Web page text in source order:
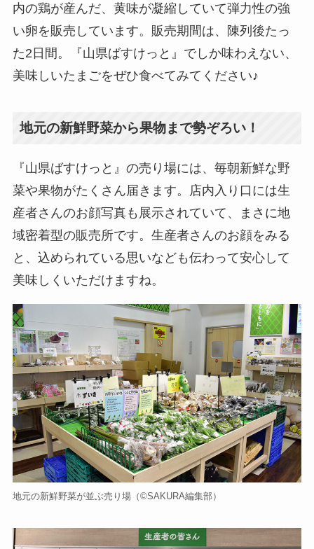
内の鶏が産んだ、黄味が凝縮していて弾力性の強
い卵を販売しています。販売期間は、陳列後たっ
た2日間。『山県ばすけっと』でしか味わえない、
美味しいたまごをぜひ食べてみてください♪
地元の新鮮野菜から果物まで勢ぞろい！
『山県ばすけっと』の売り場には、毎朝新鮮な野
菜や果物がたくさん届きます。店内入り口には生
産者さんのお顔写真も展示されていて、まさに地
域密着型の販売所です。生産者さんのお顔をみる
と、込められている思いなども伝わって安心して
美味しくいただけますね。
地元の新鮮野菜が並ぶ売り場（©️SAKURA編集部）